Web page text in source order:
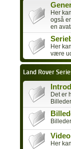
Her
også
en
Her
være
Land Rover
Det er
Her